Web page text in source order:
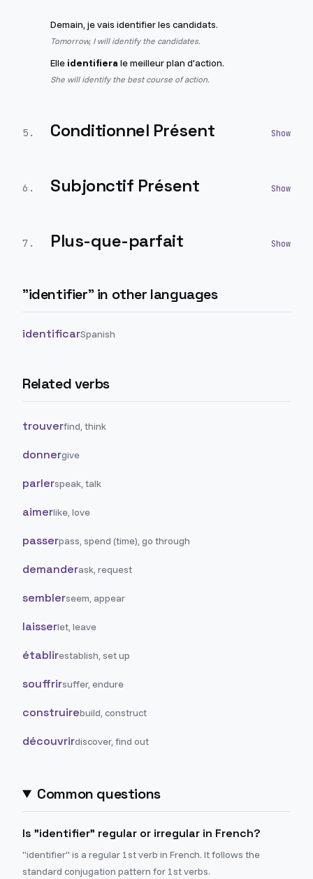
Demain, je vais identifier les candidats.
Tomorrow, I will identify the candidates.
Elle identifiera le meilleur plan d'action.
She will identify the best course of action.
5 . Conditionnel Présent
6 . Subjonctif Présent
7 . Plus-que-parfait
"identifier" in other languages
identificarSpanish
Related verbs
trouverfind, think
donnergive
parlerspeak, talk
aimerlike, love
passerpass, spend (time), go through
demanderask, request
semblerseem, appear
laisserlet, leave
établirestablish, set up
souffrirsuffer, endure
construirebuild, construct
découvrirdiscover, find out
Common questions
Is "identifier" regular or irregular in French?
"identifier" is a regular 1st verb in French. It follows the
standard conjugation pattern for 1st verbs.